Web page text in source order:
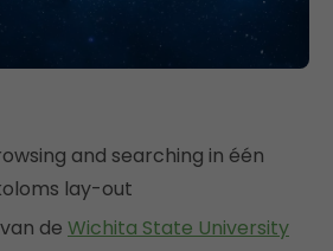
de Wichita State University